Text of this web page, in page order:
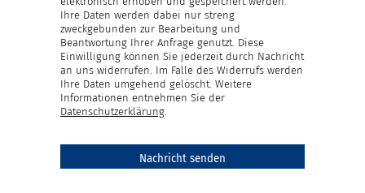
Ihre Daten werden dabei nur streng
zweckgebunden zur Bearbeitung und
Beantwortung Ihrer Anfrage genutzt. Diese
Einwilligung können Sie jederzeit durch Nachricht
an uns widerrufen. Im Falle des Widerrufs werden
Ihre Daten umgehend gelöscht. Weitere
Informationen entnehmen Sie der
Datenschutzerklärung